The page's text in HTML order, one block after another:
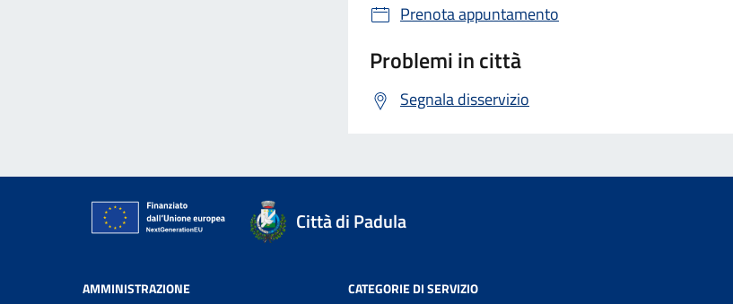
Prenota appuntamento
Problemi in città
Segnala disservizio
Città di Padula
AMMINISTRAZIONE CATEGORIE DI SERVIZIO